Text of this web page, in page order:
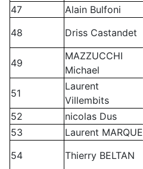
47
Alain Bulfoni
48
Driss Castandet
49
MAZZUCCHI
Michael
51
Laurent
Villembits
52
nicolas Dus
53
Laurent MARQUE
54
Thierry BELTAN